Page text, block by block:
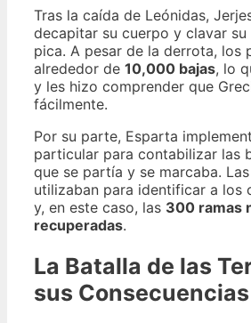
Tras la caída de Leónidas,
decapitar su cuerpo y clavar su
pica. A pesar de la derrota, los
alrededor de 10,000 bajas, lo
y les hizo comprender que
fácilmente.
Por su parte, Esparta
particular para contabilizar las
que se partía y se marcaba.
utilizaban para identificar a los
y, en este caso, las 300 ramas
recuperadas.
La Batalla de las
sus Consecuencias